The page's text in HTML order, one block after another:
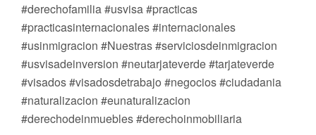
#derechofamilia #usvisa #practicas
#practicasinternacionales #internacionales
#usinmigracion #Nuestras #serviciosdeinmigracion
#usvisadeinversion #neutarjateverde #tarjateverde
#visados #visadosdetrabajo #negocios #ciudadania
#naturalizacion #eunaturalizacion
#derechodeinmuebles #derechoinmobiliaria